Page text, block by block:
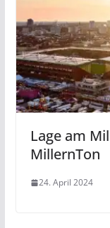
Lage am
MillernTon
24. April 2024